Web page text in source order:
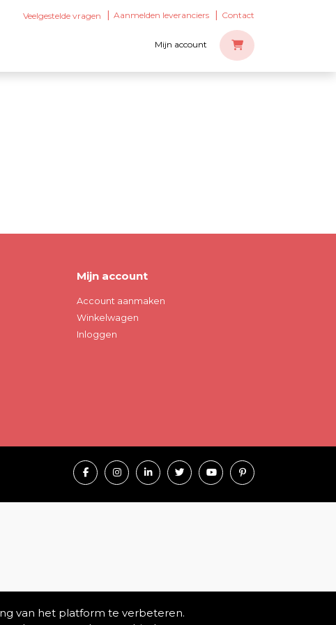
Veelgestelde vragen Aanmelden leveranciers Contact
Mijn account
Mijn account
Account aanmaken
Winkelwagen
Inloggen
van het platform te verbeteren.